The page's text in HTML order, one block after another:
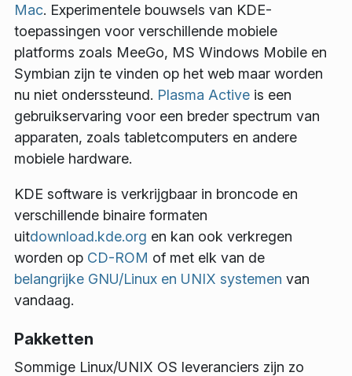
Mac. Experimentele bouwsels van KDE-
toepassingen voor verschillende mobiele
platforms zoals MeeGo, MS Windows Mobile en
Symbian zijn te vinden op het web maar worden
nu niet onderssteund. Plasma Active is een
gebruikservaring voor een breder spectrum van
apparaten, zoals tabletcomputers en andere
mobiele hardware.
KDE software is verkrijgbaar in broncode en
verschillende binaire formaten
uitdownload.kde.org en kan ook verkregen
worden op CD-ROM of met elk van de
belangrijke GNU/Linux en UNIX systemen van
vandaag.
Pakketten
Sommige Linux/UNIX OS leveranciers zijn zo